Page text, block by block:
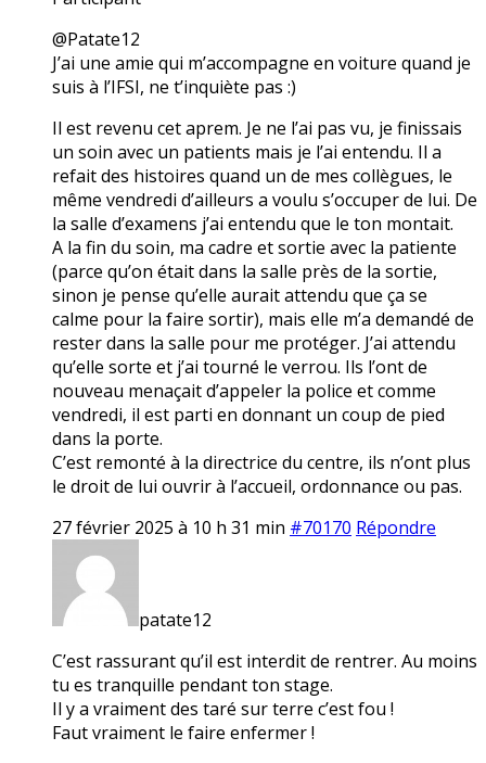
@Patate12
J’ai une amie qui m’accompagne en voiture quand je
suis à l’IFSI, ne t’inquiète pas :)
Il est revenu cet aprem. Je ne l’ai pas vu, je finissais
un soin avec un patients mais je l’ai entendu. Il a
refait des histoires quand un de mes collègues, le
même vendredi d’ailleurs a voulu s’occuper de lui. De
la salle d’examens j’ai entendu que le ton montait.
A la fin du soin, ma cadre et sortie avec la patiente
(parce qu’on était dans la salle près de la sortie,
sinon je pense qu’elle aurait attendu que ça se
calme pour la faire sortir), mais elle m’a demandé de
rester dans la salle pour me protéger. J’ai attendu
qu’elle sorte et j’ai tourné le verrou. Ils l’ont de
nouveau menaçait d’appeler la police et comme
vendredi, il est parti en donnant un coup de pied
dans la porte.
C’est remonté à la directrice du centre, ils n’ont plus
le droit de lui ouvrir à l’accueil, ordonnance ou pas.
27 février 2025 à 10 h 31 min #70170 Répondre
patate12
C’est rassurant qu’il est interdit de rentrer. Au moins
tu es tranquille pendant ton stage.
Il y a vraiment des taré sur terre c’est fou !
Faut vraiment le faire enfermer !